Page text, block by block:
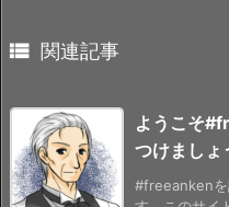
 関連記事
ようこそ
つけましょ
#freeankenを